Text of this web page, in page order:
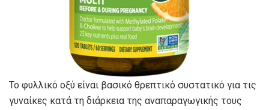
Το φυλλικό οξύ είναι βασικό θρεπτικό συστατικό για τις
γυναίκες κατά τη διάρκεια της αναπαραγωγικής τους